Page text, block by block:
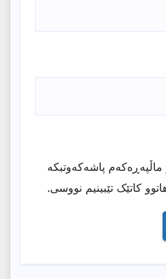
ماڵپەڕەکەم پاشەکەوتبکە
کاتێک تێبینیم نووسی.